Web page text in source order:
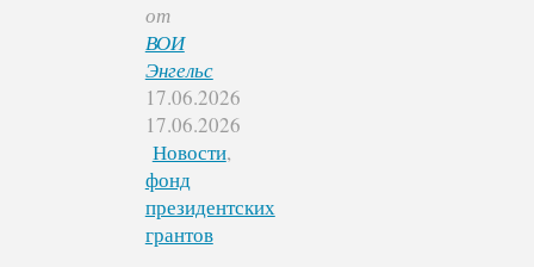
от
ВОИ
Энгельс
17.06.2026
17.06.2026
Новости,
фонд
президентских
грантов